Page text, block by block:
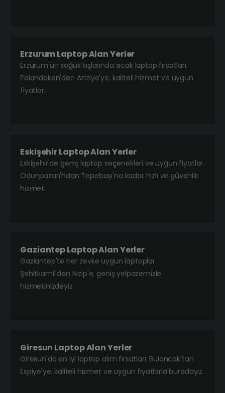
Erzurum Laptop Alan Yerler
Erzurum'un soğuk kışlarında sıcak laptop fırsatları.
Palandöken'den Aziziye'ye, kaliteli hizmet ve uygun
fiyatlar.
Eskişehir Laptop Alan Yerler
Eskişehir'de geniş laptop seçenekleri ve uygun fiyatlar.
Odunpazarı'ndan Tepebaşı'na kadar hızlı ve güvenilir
hizmet.
Gaziantep Laptop Alan Yerler
Gaziantep'te her zevke uygun laptoplar.
Şehitkamil'den Nizip'e, geniş yelpazemizle
hizmetinizdeyiz.
Giresun Laptop Alan Yerler
Giresun'da en iyi laptop alım fırsatları. Bulancak'tan
Espiye'ye, kaliteli hizmet ve uygun fiyatlarla buradayız.